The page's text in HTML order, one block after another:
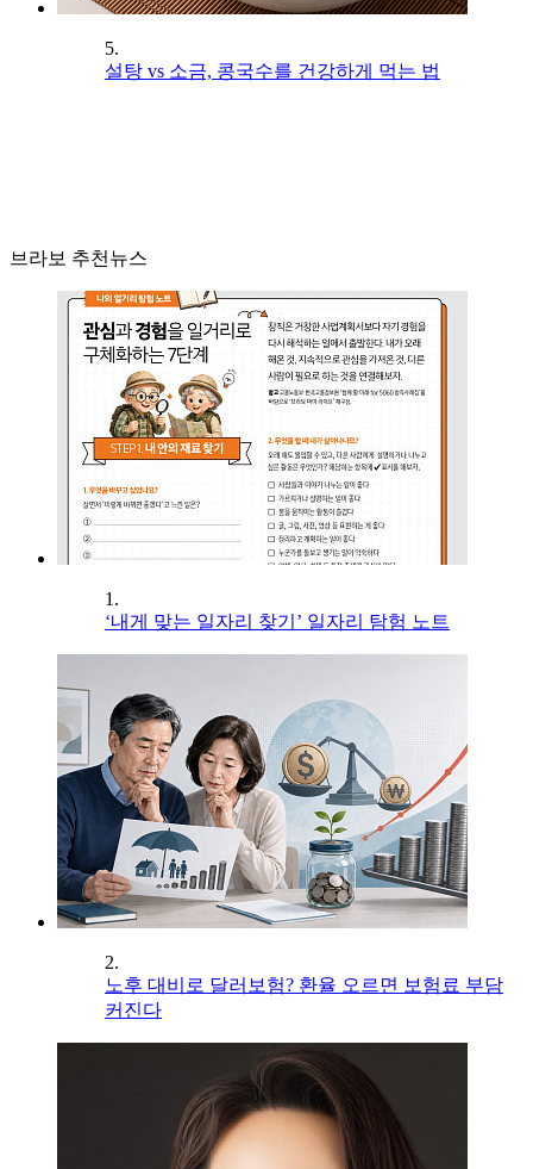
5.
설탕 vs 소금, 콩국수를 건강하게 먹는 법
브라보 추천뉴스
1.
‘내게 맞는 일자리 찾기’ 일자리 탐험 노트
2.
노후 대비로 달러보험? 환율 오르면 보험료 부담
커진다